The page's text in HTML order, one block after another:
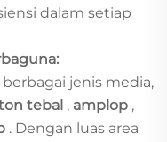
dalam setiap
jenis media,
tebal , amplop ,
. Dengan luas area